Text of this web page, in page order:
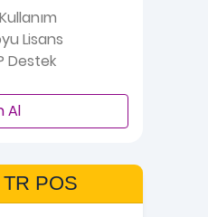
Lisans
Destek
Al
POS